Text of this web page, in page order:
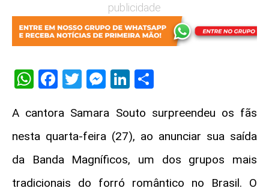
publicidade
WhatsApp
Facebook
Twitter
Messenger
LinkedIn
A cantora Samara Souto surpreendeu os fãs
nesta quarta-feira (27), ao anunciar sua saída
da
Banda Magníficos, um dos grupos mais
tradicionais do forró romântico no Brasil. O